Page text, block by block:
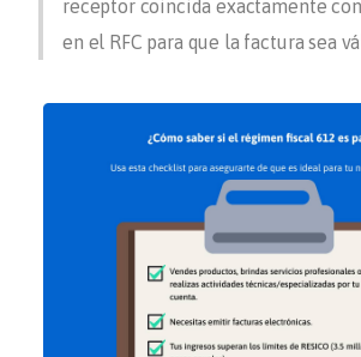
receptor coincida exactamente
en el RFC para que la factura sea